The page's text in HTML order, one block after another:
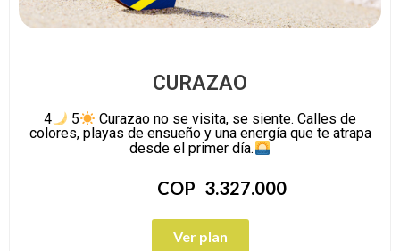
CURAZAO
4 5
Curazao no se visita, se siente. Calles de
colores, playas de ensueño y una energía que te atrapa
desde el primer día.
COP 3.327.000
Ver plan